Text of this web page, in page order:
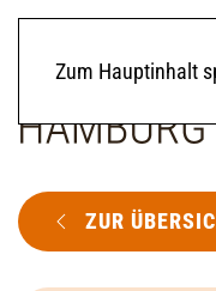
Zum Hauptinhalt
ZUR